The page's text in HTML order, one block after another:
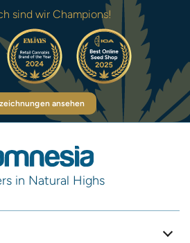
sind wir Champions!
ansehen
in Natural Highs